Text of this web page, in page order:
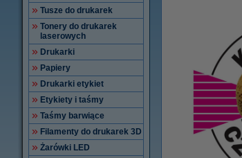
Tusze do drukarek
Tonery do drukarek
laserowych
Drukarki
Papiery
Drukarki etykiet
Etykiety i taśmy
Taśmy barwiące
Filamenty do drukarek 3D
Żarówki LED